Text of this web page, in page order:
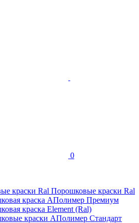
0
Порошковые краски Ral
краска АПолимер Премиум
краска Element (Ral)
краски АПолимер Стандарт